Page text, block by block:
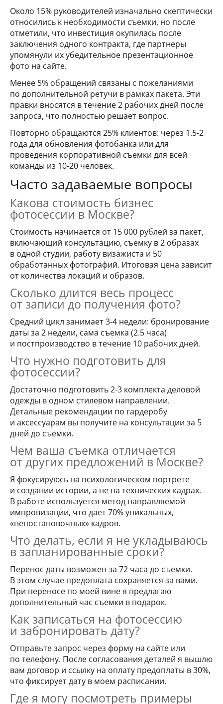
Около 15% руководителей изначально скептически
относились к необходимости съемки, но после
отметили, что инвестиция окупилась после
заключения одного контракта, где партнеры
упомянули их убедительное презентационное
фото на сайте.
Менее 5% обращений связаны с пожеланиями
по дополнительной ретучи в рамках пакета. Эти
правки вносятся в течение 2 рабочих дней после
запроса, что полностью решает вопрос.
Повторно обращаются 25% клиентов: через 1.5-2
года для обновления фотобанка или для
проведения корпоративной съемки для всей
команды из 10-20 человек.
Часто задаваемые вопросы
Какова стоимость бизнес
фотосессии в Москве?
Стоимость начинается от 15 000 рублей за пакет,
включающий консультацию, съемку в 2 образах
в одной студии, работу визажиста и 50
обработанных фотографий. Итоговая цена зависит
от количества локаций и образов.
Сколько длится весь процесс
от записи до получения фото?
Средний цикл занимает 3-4 недели: бронирование
даты за 2 недели, сама съемка (2.5 часа)
и постпроизводство в течение 10 рабочих дней.
Что нужно подготовить для
фотосессии?
Достаточно подготовить 2-3 комплекта деловой
одежды в одном стилевом направлении.
Детальные рекомендации по гардеробу
и аксессуарам вы получите на консультации за 5
дней до съемки.
Чем ваша съемка отличается
от других предложений в Москве?
Я фокусируюсь на психологическом портрете
и создании истории, а не на технических кадрах.
В работе используется метод направляемой
импровизации, что дает 70% уникальных,
«непостановочных» кадров.
Что делать, если я не укладываюсь
в запланированные сроки?
Перенос даты возможен за 72 часа до съемки.
В этом случае предоплата сохраняется за вами.
При переносе по моей вине я предлагаю
дополнительный час съемки в подарок.
Как записаться на фотосессию
и забронировать дату?
Отправьте запрос через форму на сайте или
по телефону. После согласования деталей я вышлю
вам договор и ссылку на оплату предоплаты в 30%,
что фиксирует дату в моем расписании.
Где я могу посмотреть примеры